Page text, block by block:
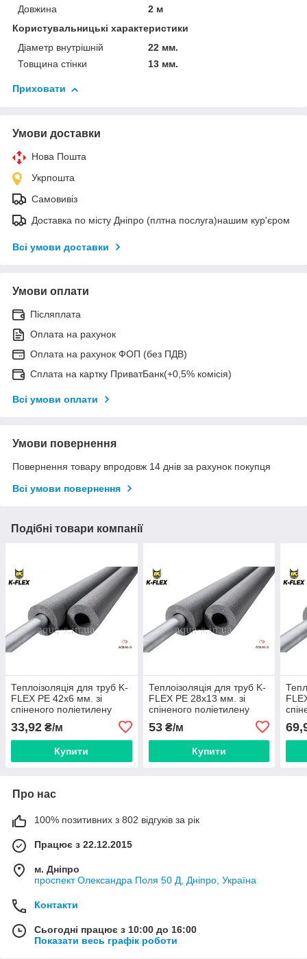
Довжина
2 м
Користувальницькі характеристики
Діаметр внутрішній
22 мм.
Товщина стінки
13 мм.
Приховати
Умови доставки
Нова Пошта
Укрпошта
Самовивіз
Доставка по місту Дніпро (плтна послуга)нашим кур'єром
Всі умови доставки
Умови оплати
Післяплата
Оплата на рахунок
Оплата на рахунок ФОП (без ПДВ)
Сплата на картку ПриватБанк(+0,5% комісія)
Всі умови оплати
Умови повернення
Повернення товару впродовж 14 днів за рахунок покупця
Всі умови повернення
Подібні товари компанії
Теплоізоляція для труб K-
FLEX PE 42x6 мм. зі
спіненого поліетилену
(Італія) 060422155PE0N0
33,92 ₴/м
Купити
Теплоізоляція для труб K-
FLEX PE 28x13 мм. зі
спіненого поліетилену
(Італія) 130282155PE0N0
53₴/м
Купити
Про нас
100% позитивних з 802 відгуків за рік
Працює з 22.12.2015
м. Дніпро
проспект Олександра Поля 50 Д, Дніпро, Україна
Контакти
Сьогодні працює з 10:00 до 16:00
Показати весь графік роботи